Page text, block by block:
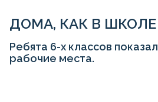
ДОМА, КАК В ШКОЛЕ
Ребята 6-х классов
рабочие места.